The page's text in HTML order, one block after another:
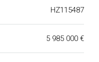
HZ115487
5 985 000 €